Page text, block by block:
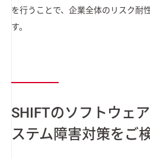
を行うことで、企業全体のリスク耐
す。
SHIFTのソフトウェ
ステム障害対策をご